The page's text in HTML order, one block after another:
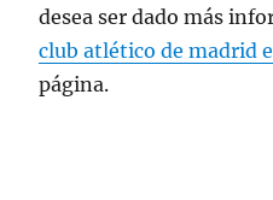
desea ser dado más
club atlético de madrid
página.